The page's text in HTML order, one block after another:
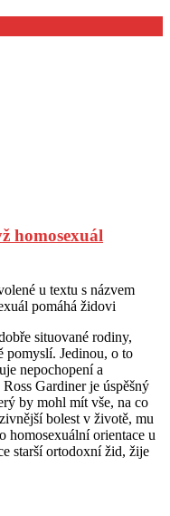
homosexuál
u textu s názvem
pomáhá židovi
situované rodiny,
pomyslí. Jedinou, o to
nepochopení a
Gardiner je úspěšný
by mohl mít vše, na co
bolest v životě, mu
homosexuální orientace u
starší ortodoxní žid, žije